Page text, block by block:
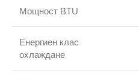
Мощност BTU
Енергиен клас
охлаждане